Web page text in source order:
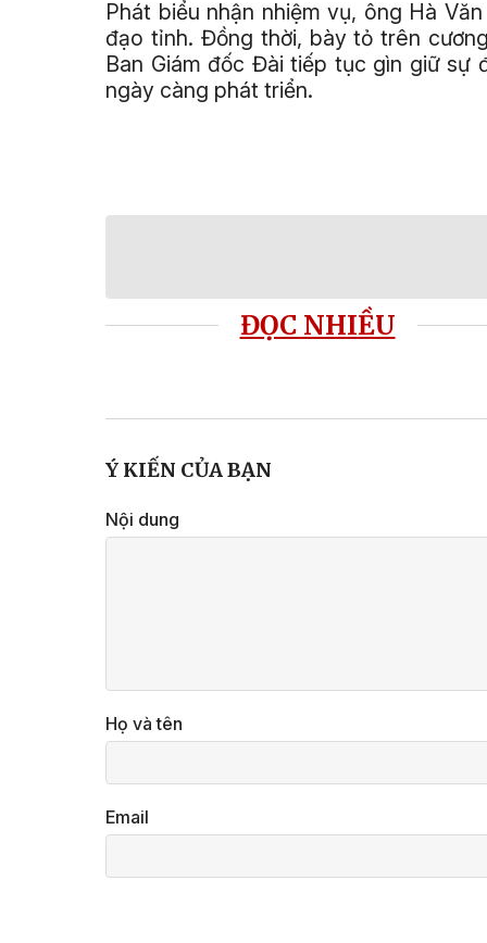
Phát biểu nhận nhiệm vụ, ông Hà
đạo tỉnh. Đồng thời, bày tỏ trên
Ban Giám đốc Đài tiếp tục gìn giữ
ngày càng phát triển.
ĐỌC NHIỀU
Ý KIẾN CỦA BẠN
Nội dung
Họ và tên
Email